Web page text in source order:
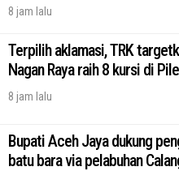
8 jam lalu
Terpilih aklamasi, TRK
Nagan Raya raih 8 kursi di
8 jam lalu
Bupati Aceh Jaya dukung
batu bara via pelabuhan